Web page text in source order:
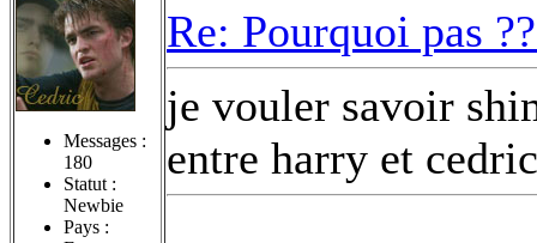
Messages :
180
Statut :
Newbie
Pays :
Re: Pourquoi pas
je vouler savoir
entre harry et